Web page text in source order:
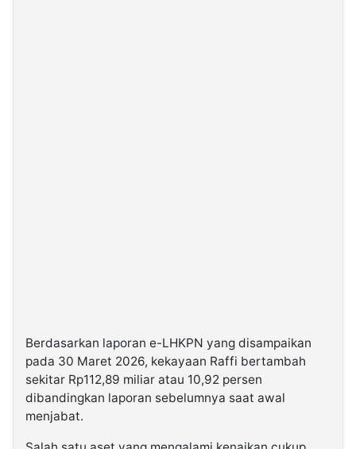
Berdasarkan laporan e-LHKPN yang disampaikan
pada 30 Maret 2026, kekayaan Raffi bertambah
sekitar Rp112,89 miliar atau 10,92 persen
dibandingkan laporan sebelumnya saat awal
menjabat.